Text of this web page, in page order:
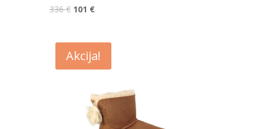
336€ 101 €
Akcija!